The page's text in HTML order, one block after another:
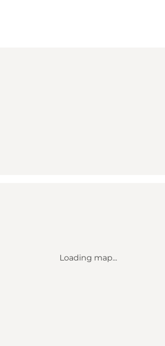
Loading map...